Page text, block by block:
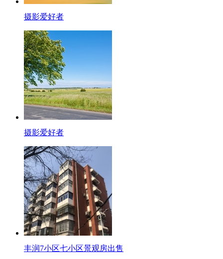
摄影爱好者
摄影爱好者
丰润7小区七小区景观房出售